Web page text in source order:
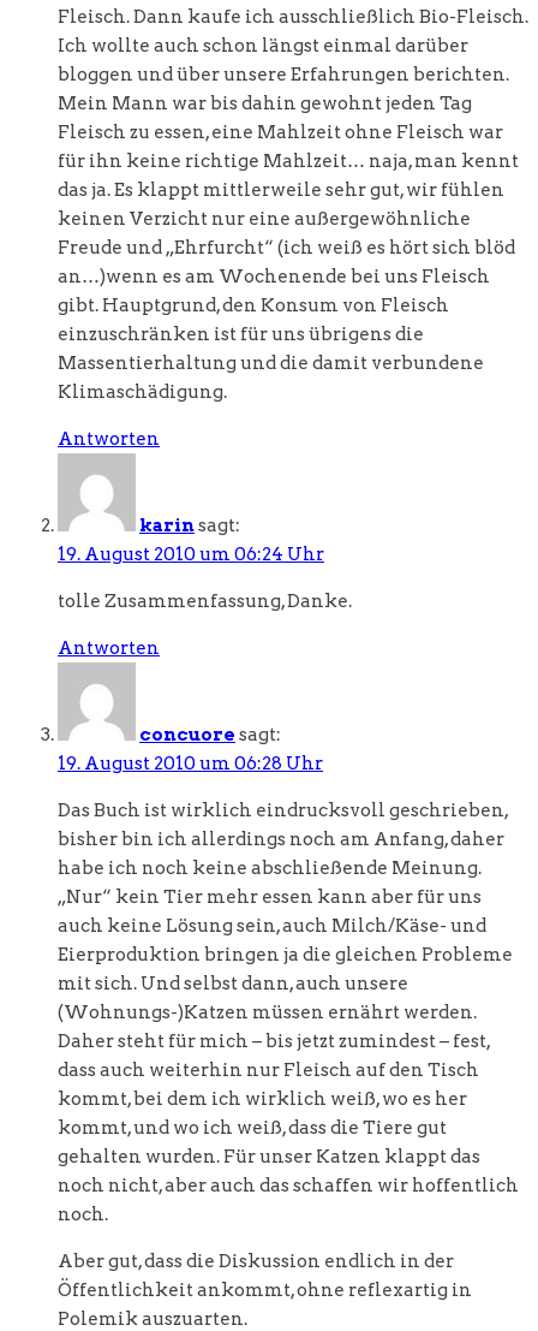
Fleisch. Dann kaufe ich ausschließlich Bio-Fleisch.
Ich wollte auch schon längst einmal darüber
bloggen und über unsere Erfahrungen berichten.
Mein Mann war bis dahin gewohnt jeden Tag
Fleisch zu essen, eine Mahlzeit ohne Fleisch war
für ihn keine richtige Mahlzeit… naja, man kennt
das ja. Es klappt mittlerweile sehr gut, wir fühlen
keinen Verzicht nur eine außergewöhnliche
Freude und „Ehrfurcht“ (ich weiß es hört sich blöd
an…)wenn es am Wochenende bei uns Fleisch
gibt. Hauptgrund, den Konsum von Fleisch
einzuschränken ist für uns übrigens die
Massentierhaltung und die damit verbundene
Klimaschädigung.
Antworten
karinsagt:
19. August 2010 um 06:24 Uhr
tolle Zusammenfassung, Danke.
Antworten
concuore sagt:
19. August 2010 um 06:28 Uhr
Das Buch ist wirklich eindrucksvoll geschrieben,
bisher bin ich allerdings noch am Anfang, daher
habe ich noch keine abschließende Meinung.
„Nur“ kein Tier mehr essen kann aber für uns
auch keine Lösung sein, auch Milch/Käse- und
Eierproduktion bringen ja die gleichen Probleme
mit sich. Und selbst dann, auch unsere
(Wohnungs-)Katzen müssen ernährt werden.
Daher steht für mich – bis jetzt zumindest – fest,
dass auch weiterhin nur Fleisch auf den Tisch
kommt, bei dem ich wirklich weiß, wo es her
kommt, und wo ich weiß, dass die Tiere gut
gehalten wurden. Für unser Katzen klappt das
noch nicht, aber auch das schaffen wir hoffentlich
noch.
Aber gut, dass die Diskussion endlich in der
Öffentlichkeit ankommt, ohne reflexartig in
Polemik auszuarten.